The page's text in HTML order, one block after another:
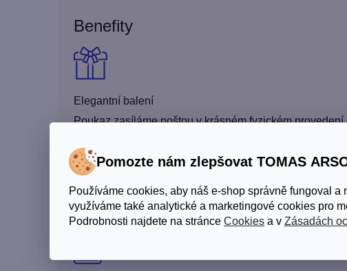
Pomozte nám zlepšovat TOMAS
Používáme cookies, aby náš e-shop správně fungoval
využíváme také analytické a marketingové cookies pro
Podrobnosti najdete na stránce Cookies a v Zásadách
Benefity
Elegantní balení
Poukaz zasíláme poštou v krásném fyzickém
Široký výběr
Více než 100 produktů pro vlasy, pleť i tělo —